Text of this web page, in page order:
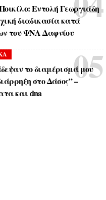
Εντολή Γεωργιάδη
διαδικασία κατά
του ΨΝΑ Δαφνίου
το διαμέρισμά μου
στο Δάσος” –
και dna